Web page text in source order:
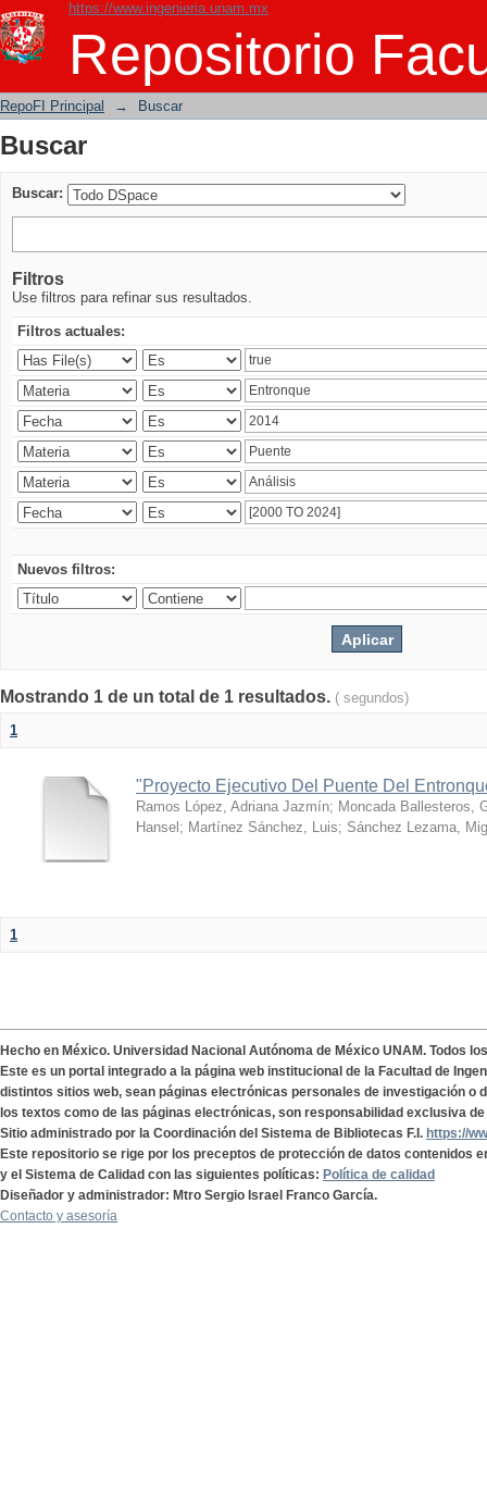
https://www.ingenieria.unam.mx
Repositorio
Buscar
RepoFI Principal → Buscar
Buscar
Buscar:
Filtros
Use filtros para refinar sus resultados.
Filtros actuales:
Nuevos filtros:
Mostrando 1 de un total de 1 resultados. ( segundos)
1
"Proyecto Ejecutivo Del Puente Del
Ramos López, Adriana Jazmín; Moncada Ballesteros,
Hansel ; Martínez Sánchez, Luis; Sánchez Lezama,
1
Hecho en México. Universidad Nacional Autónoma de México UNAM. Todos
Este es un portal integrado a la página web institucional de la Facultad de
distintos sitios web, sean páginas electrónicas personales de investigación o
los textos como de las páginas electrónicas, son responsabilidad exclusiva
Sitio administrado por la Coordinación del Sistema de Bibliotecas F.I. https://
Este repositorio se rige por los preceptos de protección de datos contenidos
y el Sistema de Calidad con las siguientes políticas: Política de calidad
Diseñador y administrador: Mtro Sergio Israel Franco García.
Contacto y asesoría